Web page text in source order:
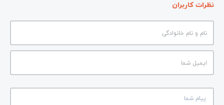
نظرات کاربران